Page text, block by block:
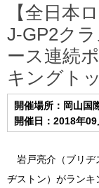
ポイントランキ
【全日本
J-GP2ク
ース連続
キングト
開催場所：岡山国
開催日：2018年
岩戸亮介（ブリヂ
ヂストン）がラン